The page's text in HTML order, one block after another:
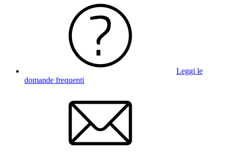
Leggi le
domande frequenti